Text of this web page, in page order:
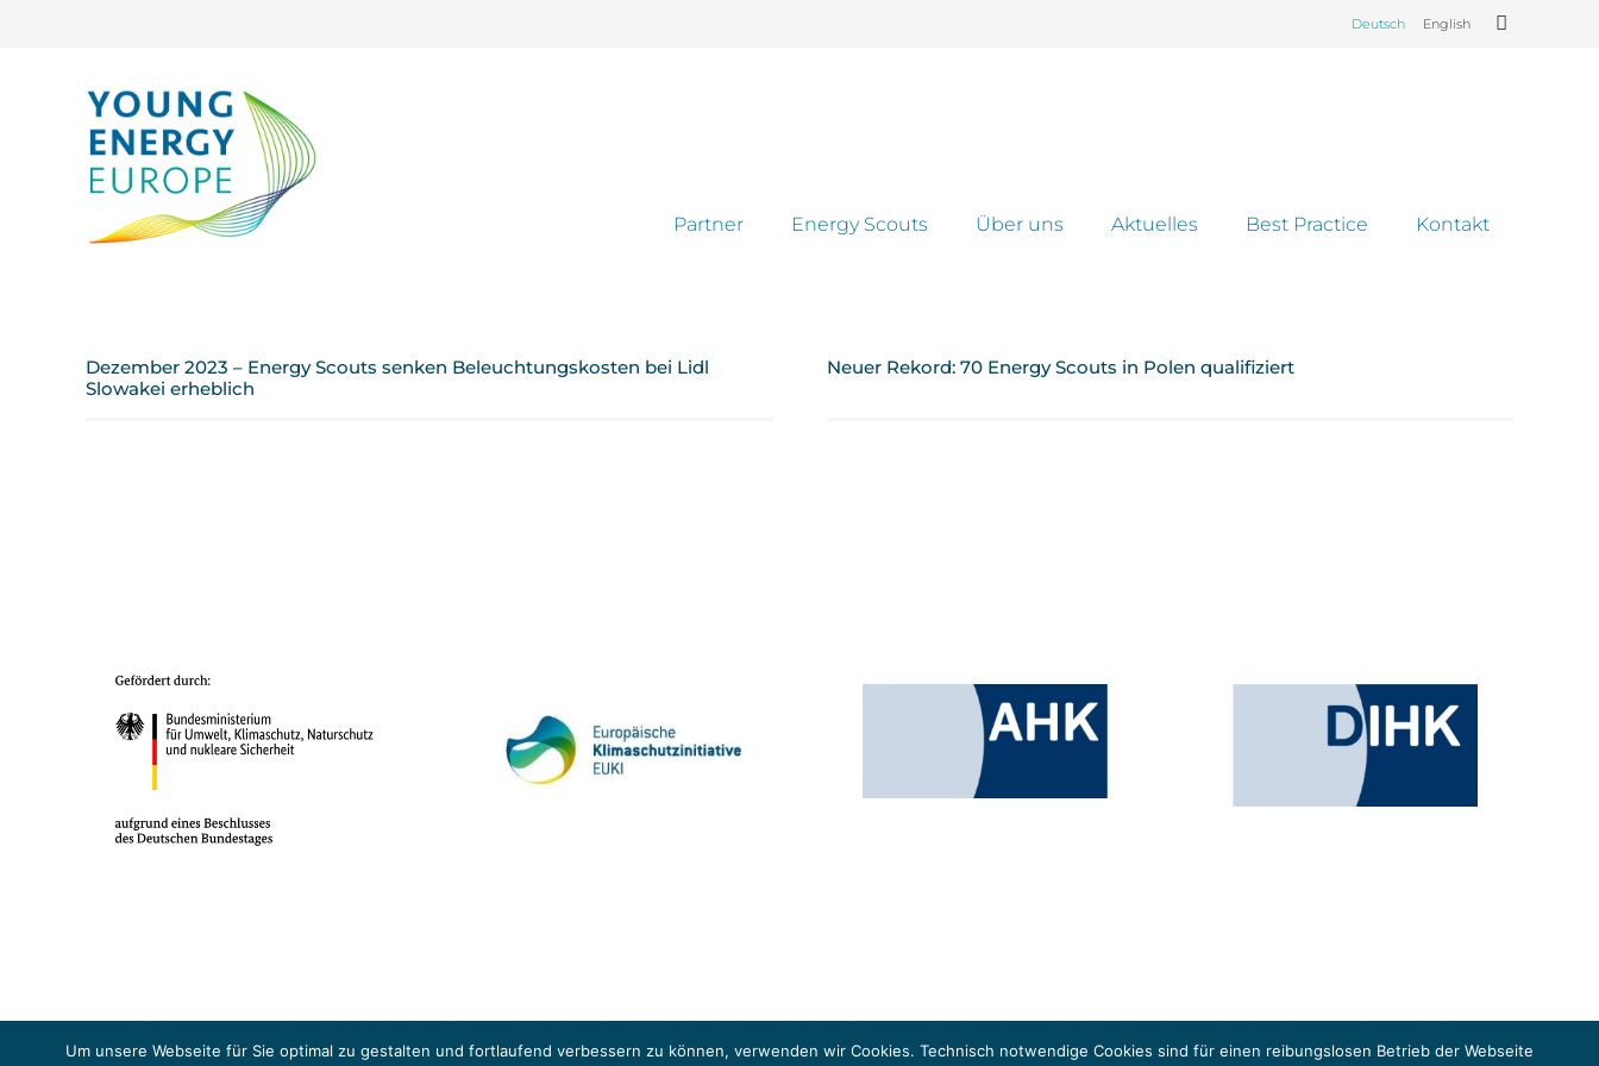
Deutsch English
Partner Energy Scouts Über uns Aktuelles Best Practice Kontakt
Dezember 2023 – Energy Scouts senken Beleuchtungskosten bei Lidl
Slowakei erheblich
Neuer Rekord: 70 Energy Scouts in Polen qualifiziert
Das Projekt YOUNG ENERGY EUROPE wird gefördert durch die Europäische Klimaschutzinitiative (EUKI). Die EUKI ist ein Förderinstrument des deutschen Bundesministeriums für Umwelt, Klimaschutz, Naturschutz und nukleare
Abkommens voranzutreiben.
Um unsere Webseite für Sie optimal zu gestalten und fortlaufend verbessern zu können, verwenden wir Cookies. Technisch notwendige Cookies sind für einen reibungslosen Betrieb der Webseite